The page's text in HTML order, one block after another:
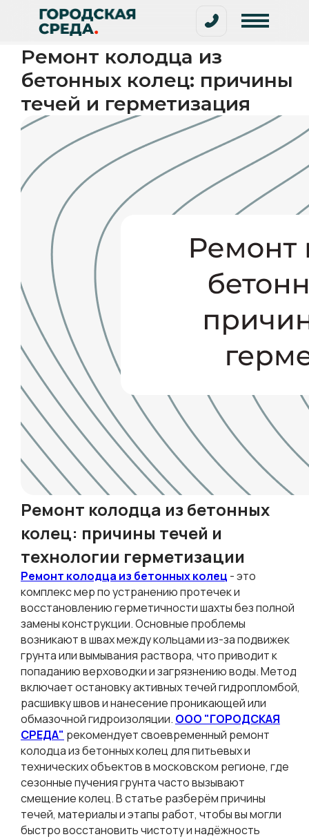
ежедневно, 9.00-
20.00
Ремонт колодца из
бетонных колец: причины
течей и герметизация
Ремонт колодца из бетонных
колец: причины течей и
технологии герметизации
Ремонт колодца из бетонных колец - это
комплекс мер по устранению протечек и
восстановлению герметичности шахты без полной
замены конструкции. Основные проблемы
возникают в швах между кольцами из-за подвижек
грунта или вымывания раствора, что приводит к
попаданию верховодки и загрязнению воды. Метод
включает остановку активных течей гидропломбой,
расшивку швов и нанесение проникающей или
обмазочной гидроизоляции. ООО "ГОРОДСКАЯ
СРЕДА" рекомендует своевременный ремонт
колодца из бетонных колец для питьевых и
технических объектов в московском регионе, где
сезонные пучения грунта часто вызывают
смещение колец. В статье разберём причины
течей, материалы и этапы работ, чтобы вы могли
быстро восстановить чистоту и надёжность